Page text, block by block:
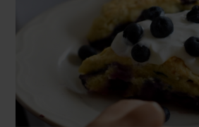
Brioșe și Checuri
Budinci, Jeleuri și Sufleuri
Cheesecake
Deserturi Sănătoase